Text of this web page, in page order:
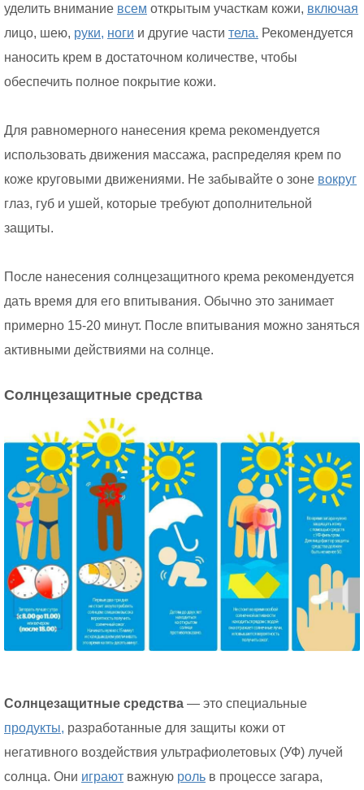
уделить внимание всем открытым участкам кожи, включая
лицо, шею, руки, ноги и другие части тела. Рекомендуется
наносить крем в достаточном количестве, чтобы
обеспечить полное покрытие кожи.
Для равномерного нанесения крема рекомендуется
использовать движения массажа, распределяя крем по
коже круговыми движениями. Не забывайте о зоне вокруг
глаз, губ и ушей, которые требуют дополнительной
защиты.
После нанесения солнцезащитного крема рекомендуется
дать время для его впитывания. Обычно это занимает
примерно 15-20 минут. После впитывания можно заняться
активными действиями на солнце.
Солнцезащитные средства
Солнцезащитные средства — это специальные
продукты, разработанные для защиты кожи от
негативного воздействия ультрафиолетовых (УФ) лучей
солнца. Они играют важную роль в процессе загара,